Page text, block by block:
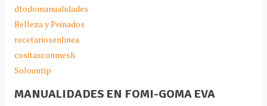
dtodomanualidades
Belleza y Peinados
recetariosenlinea
cositasconmesh
Solountip
MANUALIDADES EN FOMI-GOMA EVA